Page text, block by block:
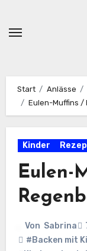
springen
Start Anlässe
Eulen-Muffins /
Kinder
Eulen-
Von Sabrina
#Backen mit